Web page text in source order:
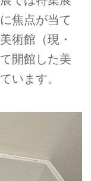
焦点が当て
術館（現・
開館した美
います。